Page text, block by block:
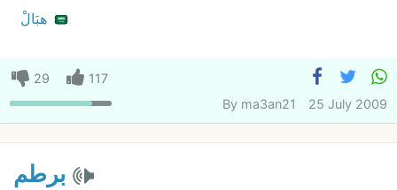
هبَالْ
29
117
By ma3an21 25 July 2009
برطم